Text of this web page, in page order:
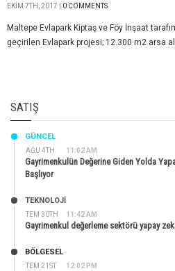
EKIM 7TH, 2017 | 0 COMMENTS
Maltepe Evlapark Kiptaş ve Föy İnşaat
geçirilen Evlapark projesi; 12.300 m2 arsa
SATIŞ
AĞU 4TH 11:02 AM
GÜNCEL
Gayrimenkulün Değerine Giden Yolda
Başlıyor
TEM 30TH 11:42 AM
TEKNOLOJİ
Gayrimenkul değerleme sektörü yapay
TEM 21ST 12:02 PM
BÖLGESEL